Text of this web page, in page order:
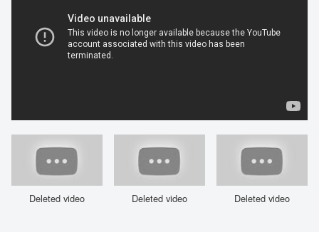
Deleted video Deleted video Deleted video